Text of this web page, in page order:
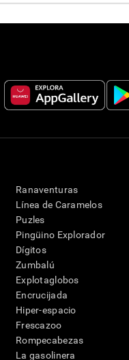
Ranaventuras
Línea de Caramelos
Puzles
Pingüino Explorador
Dígitos
Zumbalú
Explotaglobos
Encrucijada
Hiper-espacio
Frescazoo
Rompecabezas
La gasolinera